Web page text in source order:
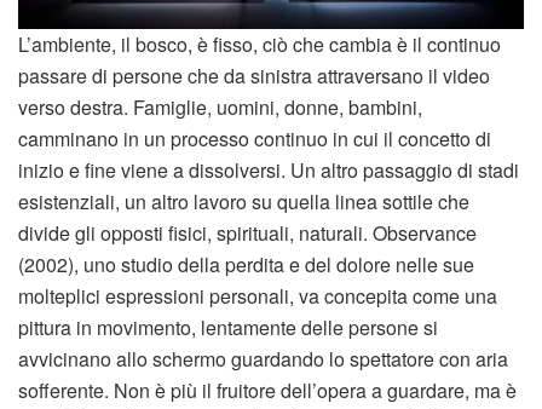
L’ambiente, il bosco, è fisso, ciò che cambia è il continuo
passare di persone che da sinistra attraversano il video
verso destra. Famiglie, uomini, donne, bambini,
camminano in un processo continuo in cui il concetto di
inizio e fine viene a dissolversi. Un altro passaggio di stadi
esistenziali, un altro lavoro su quella linea sottile che
divide gli opposti fisici, spirituali, naturali. Observance
(2002), uno studio della perdita e del dolore nelle sue
molteplici espressioni personali, va concepita come una
pittura in movimento, lentamente delle persone si
avvicinano allo schermo guardando lo spettatore con aria
sofferente. Non è più il fruitore dell’opera a guardare, ma è